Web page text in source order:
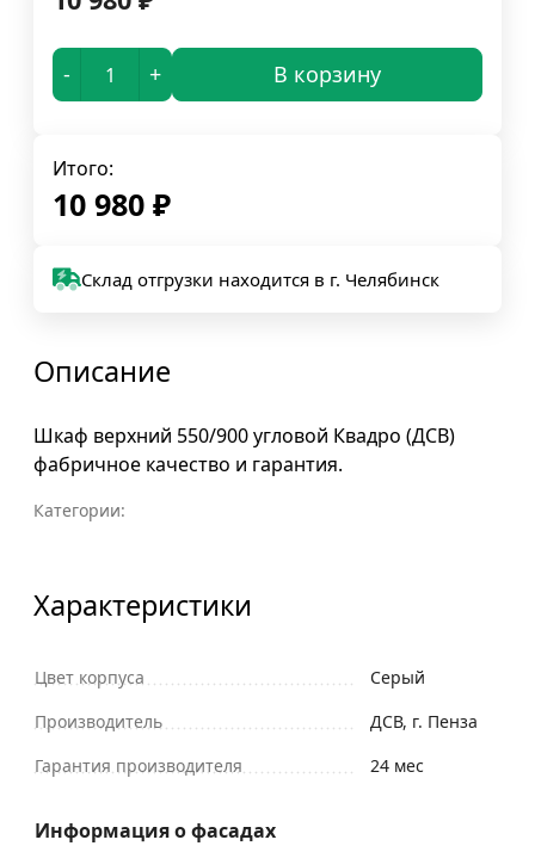
- + В корзину
Итого:
10 980 ₽
Склад отгрузки находится в г. Челябинск
Описание
Шкаф верхний 550/900 угловой Квадро (ДСВ)
фабричное качество и гарантия.
Категории:
Характеристики
Цвет корпуса
Серый
Производитель
ДСВ, г. Пенза
Гарантия производителя
24 мес
Информация о фасадах